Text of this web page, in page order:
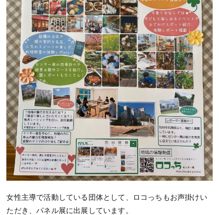
女性主導で活動している団体として、ロコっちもお声掛けい
ただき、パネル展に出展しています。